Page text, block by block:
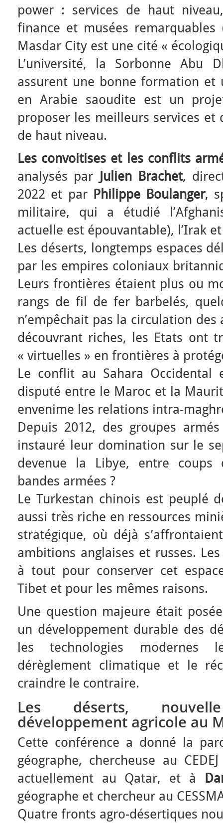
power : services de haut
finance et musées
Masdar City est une cité «
L’université, la Sorbonne Abu
assurent une bonne formation et
en Arabie saoudite est un
proposer les meilleurs services et
de haut niveau.
Les convoitises et les conflits
analysés par
Julien Brachet,
2022 et par Philippe Boulanger,
militaire, qui a étudié
actuelle est épouvantable), l’Irak
Les déserts, longtemps espaces
par les empires coloniaux
Leurs frontières étaient plus ou
rangs de fil de fer barbelés,
n’empêchait pas la circulation
découvrant riches, les Etats ont
« virtuelles » en frontières à
Le conflit au Sahara Occidental
disputé entre le Maroc et la
envenime les relations intra-
Depuis 2012, des groupes
instauré leur domination sur le
devenue la Libye, entre coups
bandes armées ?
Le Turkestan chinois est peuplé
aussi très riche en ressources
stratégique, où déjà
ambitions anglaises et russes.
à tout pour conserver cet
Tibet et pour les mêmes raisons.
Une question majeure était
un développement durable des
les technologies
dérèglement climatique et le
craindre le contraire.
Les déserts,
développement agricole au
Cette conférence a donné la
géographe, chercheuse au
actuellement au Qatar, et à
géographe et chercheur au
Quatre fronts agro-désertiques